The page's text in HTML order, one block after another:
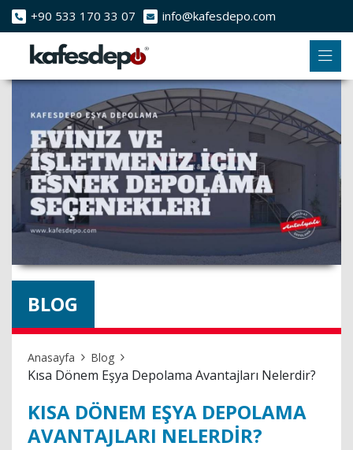
+90 533 170 33 07 info@kafesdepo.com
BLOG
Anasayfa Blog
Kısa Dönem Eşya Depolama Avantajları Nelerdir?
KISA DÖNEM EŞYA DEPOLAMA
AVANTAJLARI NELERDIR?